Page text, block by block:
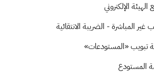
الإلكتروني
غير المباشرة - الضريبة الانتقائية
تبويب «المستودعات»​
المستودع